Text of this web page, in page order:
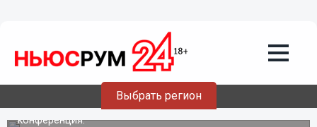
Выбрать регион
Люлин подвел итоги года: «Поддержки
участников СВО не может быть в
избытке»
В региональном парламенте состоялась большая пресс-
конференция.